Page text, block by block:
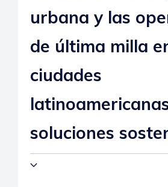
urbana y las
de última milla
ciudades
soluciones